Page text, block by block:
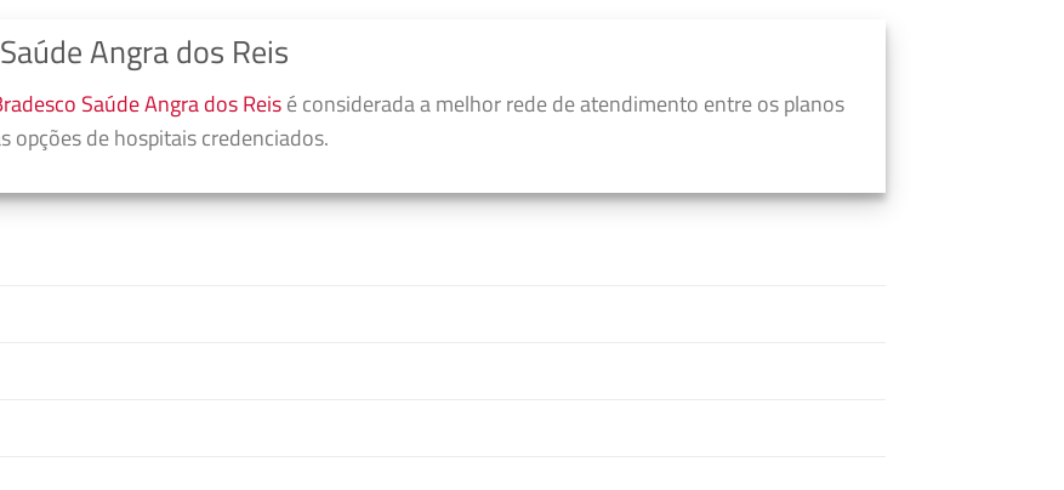
Angra dos Reis
Saúde Angra dos Reisé considerada a melhor rede de atendimento entre os planos
opções de hospitais credenciados.